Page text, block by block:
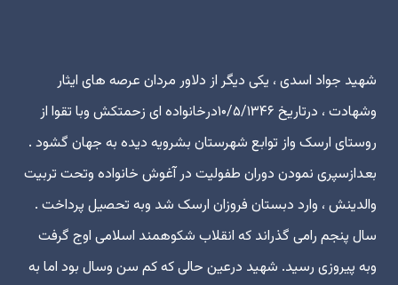
شهید جواد اسدی ، یکی دیگر از دلاور مردان عرصه های ایثار
وشهادت ، درتاریخ ۱۰/۵/۱۳۴۶درخانواده ای زحمتکش وبا تقوا از
روستای ارسک واز توابع شهرستان بشرویه دیده به جهان گشود .
بعدازسپری نمودن دوران طفولیت در آغوش خانواده وتحت تربیت
والدینش ، وارد دبستان فروزان ارسک شد وبه تحصیل پرداخت .
سال پنجم رامی گذراند که انقلاب شکوهمند اسلامی اوج گرفت
وبه پیروزی رسید. شهید درعین حالی که کم سن وسال بود اما به